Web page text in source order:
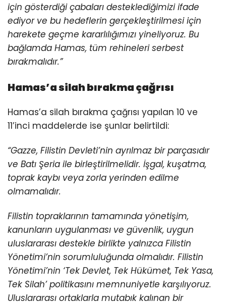
için gösterdiği çabaları desteklediğimizi ifade
ediyor ve bu hedeflerin gerçekleştirilmesi için
harekete geçme kararlılığımızı yineliyoruz. Bu
bağlamda Hamas, tüm rehineleri serbest
bırakmalıdır.”
Hamas’a silah bırakma çağrısı
Hamas’a silah bırakma çağrısı yapılan 10 ve
11’inci maddelerde ise şunlar belirtildi:
“Gazze, Filistin Devleti’nin ayrılmaz bir parçasıdır
ve Batı Şeria ile birleştirilmelidir. İşgal, kuşatma,
toprak kaybı veya zorla yerinden edilme
olmamalıdır.
Filistin topraklarının tamamında yönetişim,
kanunların uygulanması ve güvenlik, uygun
uluslararası destekle birlikte yalnızca Filistin
Yönetimi’nin sorumluluğunda olmalıdır. Filistin
Yönetimi’nin ‘Tek Devlet, Tek Hükümet, Tek Yasa,
Tek Silah’ politikasını memnuniyetle karşılıyoruz.
Uluslararası ortaklarla mutabık kalınan bir